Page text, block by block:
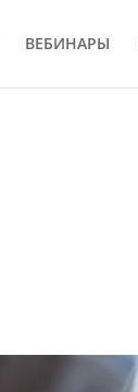
ВЕБИНАРЫ